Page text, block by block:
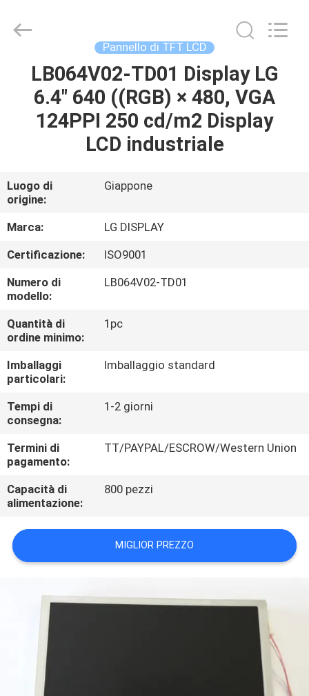
CASA
PRODOTTI
NOI
GIRO
DELLA
FABBRICA
CONTROLLO
DI
QUALITÀ
CONTATTICI
NOTIZIE
CASI
MAPPA
DEL
SITO
PRIVACY
POLICY
Display
Co.,LIMITED.
Pannello di TFT LCD
LB064V02-TD01 Display LG
6.4" 640 ((RGB) × 480, VGA
124PPI 250 cd/m2 Display
LCD industriale
Luogo di
origine:
Giappone
Marca:
LG DISPLAY
Certificazione:
ISO9001
Numero di
modello:
LB064V02-TD01
Quantità di
ordine minimo:
1pc
Imballaggi
particolari:
Imballaggio standard
Tempi di
consegna:
1-2 giorni
Termini di
pagamento:
TT/PAYPAL/ESCROW/Western Union
Capacità di
alimentazione:
800 pezzi
MIGLIOR PREZZO